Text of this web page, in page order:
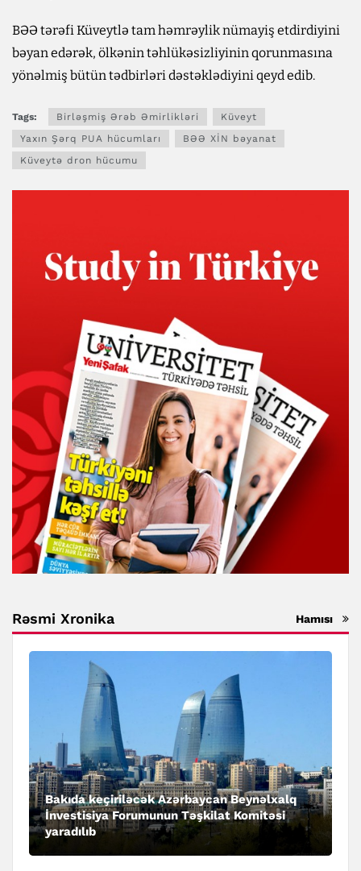
BƏƏ tərəfi Küveytlə tam həmrəylik nümayiş etdirdiyini
bəyan edərək, ölkənin təhlükəsizliyinin qorunmasına
yönəlmiş bütün tədbirləri dəstəklədiyini qeyd edib.
Tags: Birləşmiş Ərəb Əmirlikləri
Küveyt
Yaxın Şərq PUA hücumları
BƏƏ XİN bəyanat
Küveytə dron hücumu
Rəsmi Xronika Hamısı
Bakıda keçiriləcək Azərbaycan Beynəlxalq
İnvestisiya Forumunun Təşkilat Komitəsi
yaradılıb